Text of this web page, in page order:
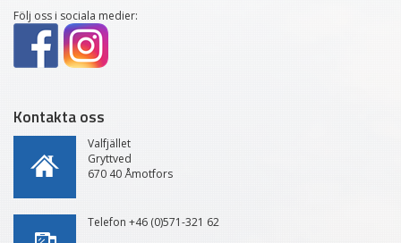
Följ oss i sociala medier:
Kontakta oss
Valfjället
Gryttved
670 40 Åmotfors
Telefon +46 (0)571-321 62